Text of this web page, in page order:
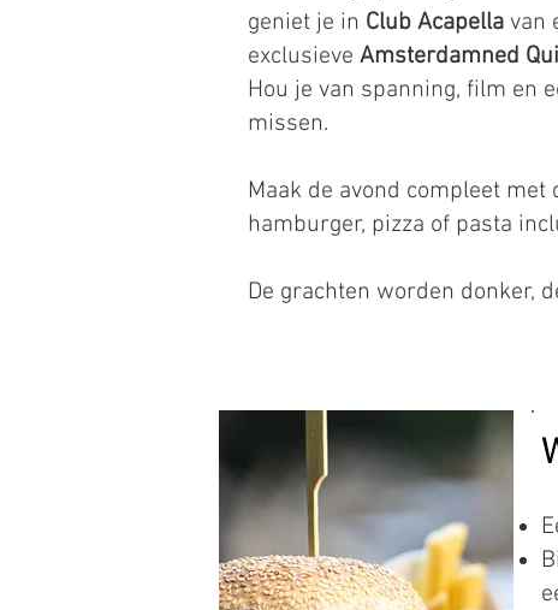
geniet je in Club Acapella van
exclusieve Amsterdamned
Hou je van spanning, film en
missen.
Maak de avond compleet met
hamburger, pizza of pasta
De grachten worden donker,